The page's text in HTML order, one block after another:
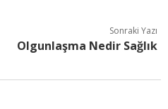
Sonraki Yazı
Olgunlaşma Nedir Sağlık